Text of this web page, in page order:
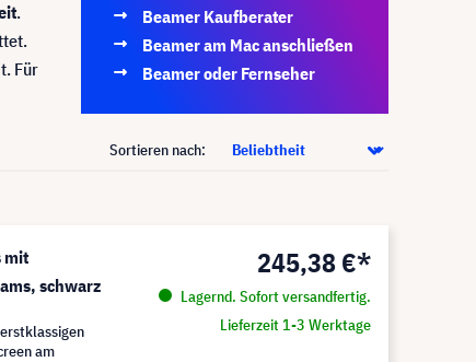
.
Für
Beamer Kaufberater
Beamer am Mac anschließen
Beamer oder Fernseher
Sortieren nach:
mit
schwarz
245,38 €*
Lagernd. Sofort versandfertig.
Lieferzeit 1-3 Werktage
am